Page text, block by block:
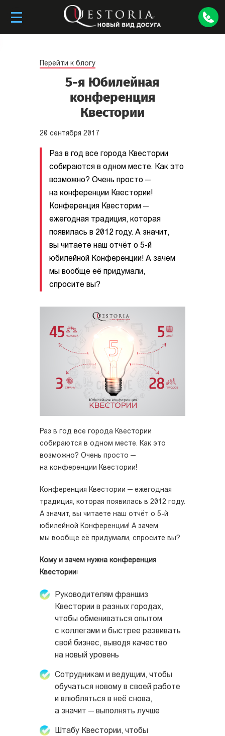
Перейти к блогу
5-я Юбилейная
конференция
Квестории
20 сентября 2017
Раз в год все города Квестории
собираются в одном месте. Как это
возможно? Очень просто —
на конференции Квестории!
Конференция Квестории —
ежегодная традиция, которая
появилась в 2012 году. А значит,
вы читаете наш отчёт о 5-й
юбилейной Конференции! А зачем
мы вообще её придумали,
спросите вы?
Раз в год все города Квестории
собираются в одном месте. Как это
возможно? Очень просто —
на конференции Квестории!
Конференция Квестории — ежегодная
традиция, которая появилась в 2012 году.
А значит, вы читаете наш отчёт о 5-й
юбилейной Конференции! А зачем
мы вообще её придумали, спросите вы?
Кому и зачем нужна конференция
Квестории:
Руководителям франшиз
Квестории в разных городах,
чтобы обмениваться опытом
с коллегами и быстрее развивать
свой бизнес, выводя качество
на новый уровень
Сотрудникам и ведущим, чтобы
обучаться новому в своей работе
и влюбляться в неё снова,
а значит — выполнять лучше
Штабу Квестории, чтобы